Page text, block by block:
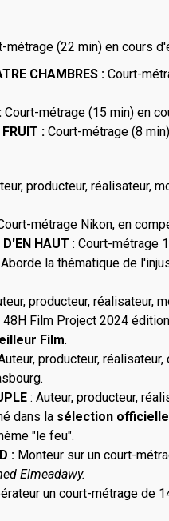
métrage (22 min) en cours
CHAMBRES : Court-
Court-métrage (15 min) en
: Court-métrage (8
producteur, réalisateur,
métrage Nikon, en
D'EN HAUT : Court-métrage
la thématique de
producteur, réalisateur,
Film Project 2024
Film.
producteur, réalisateur,
: Auteur, producteur,
dans la sélection officielle
"le feu".
: Monteur sur un court-
Elmeadawy.
un court-métrage de